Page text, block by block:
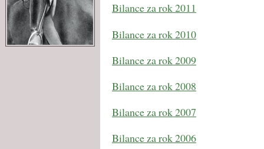
Bilance za rok 2011
Bilance za rok 2010
Bilance za rok 2009
Bilance za rok 2008
Bilance za rok 2007
Bilance za rok 2006